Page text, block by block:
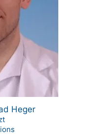
Heger